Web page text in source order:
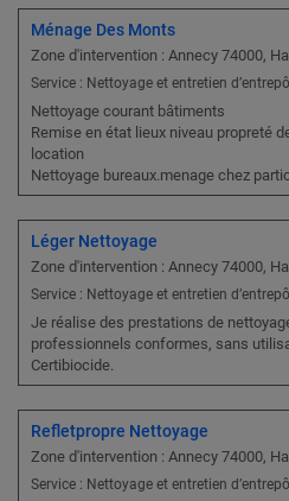
Ménage Des Monts
Zone d'intervention : Annecy 74000,
Service : Nettoyage et entretien
Nettoyage courant bâtiments
Remise en état lieux niveau propreté
location
Nettoyage bureaux.menage chez
Léger Nettoyage
Zone d'intervention : Annecy 74000,
Service : Nettoyage et entretien
Je réalise des prestations de
professionnels conformes, sans
Certibiocide.
Refletpropre Nettoyage
Zone d'intervention : Annecy 74000,
Service : Nettoyage et entretien